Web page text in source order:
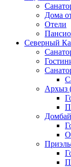
Дома
Отели
Северный
Архыз
Домбай